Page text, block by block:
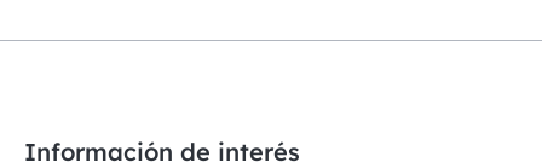
Información de interés